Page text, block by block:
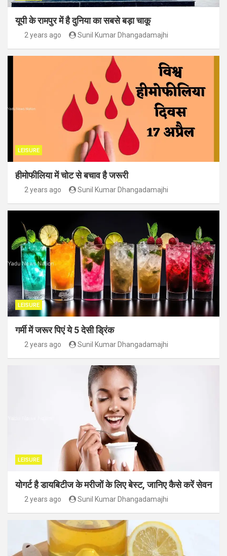
यूपी के रामपुर में है दुनिया का सबसे बड़ा चाकू
2 years ago Sunil Kumar Dhangadamajhi
LEISURE
हीमोफीलिया में चोट से बचाव है जरूरी
2 years ago Sunil Kumar Dhangadamajhi
LEISURE
गर्मी में जरूर पिएं ये 5 देसी ड्रिंक
2 years ago Sunil Kumar Dhangadamajhi
LEISURE
योगर्ट है डायबिटीज के मरीजों के लिए बेस्ट, जानिए कैसे करें सेवन
2 years ago Sunil Kumar Dhangadamajhi